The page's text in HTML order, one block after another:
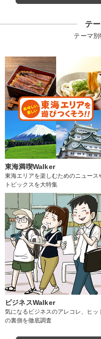
テ
テーマ別
東海満喫Walker
東海エリアを楽しむためのニュース
トピックスを大特集
ビジネスWalker
気になるビジネスのアレコレ、ヒッ
の裏側を徹底調査